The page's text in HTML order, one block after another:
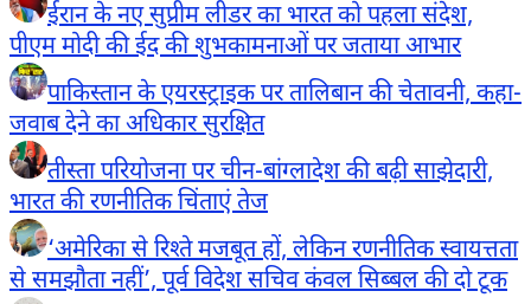
ईरान के नए सुप्रीम लीडर का भारत को पहला संदेश,
पीएम मोदी की ईद की शुभकामनाओं पर जताया आभार
पाकिस्तान के एयरस्ट्राइक पर तालिबान की चेतावनी, कहा-
जवाब देने का अधिकार सुरक्षित
तीस्ता परियोजना पर चीन-बांग्लादेश की बढ़ी साझेदारी,
भारत की रणनीतिक चिंताएं तेज
‘अमेरिका से रिश्ते मजबूत हों, लेकिन रणनीतिक स्वायत्तता
से समझौता नहीं’, पूर्व विदेश सचिव कंवल सिब्बल की दो टूक